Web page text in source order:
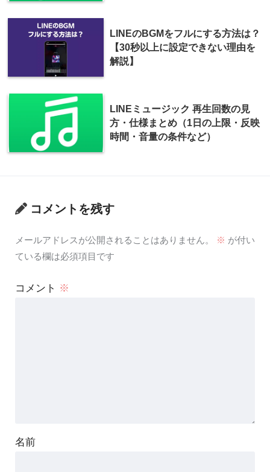
LINEのBGMをフルにする方法は？
【30秒以上に設定できない理由を
解説】
LINEミュージック 再生回数の見
方・仕様まとめ（1日の上限・反映
時間・音量の条件など）
コメントを残す
メールアドレスが公開されることはありません。 ※ が付い
ている欄は必須項目です
コメント ※
名前